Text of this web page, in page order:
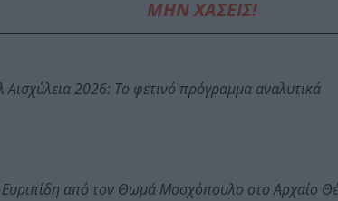
ΜΗΝ ΧΑΣΕΙΣ!
Αισχύλεια 2026: Το φετινό πρόγραμμα αναλυτικά
από τον Θωμά Μοσχόπουλο στο Αρχαίο